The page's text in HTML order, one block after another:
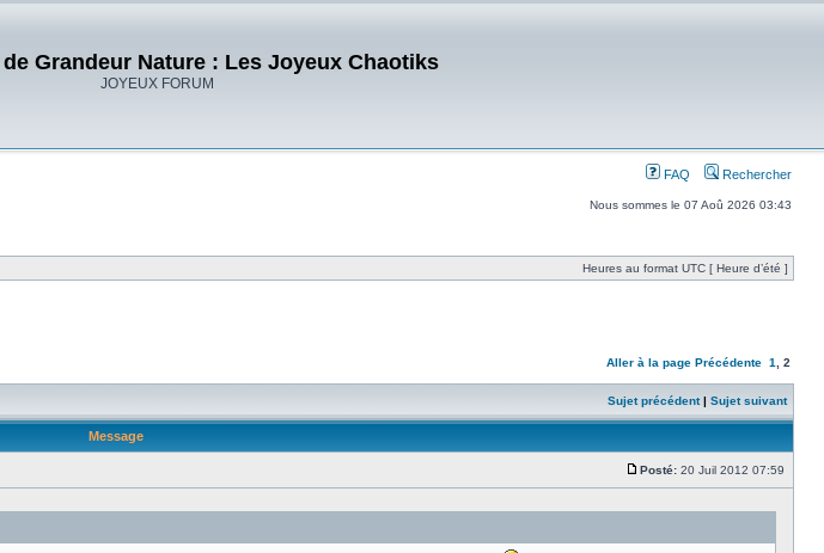
Grandeur Nature : Les Joyeux Chaotiks
JOYEUX FORUM
FAQ Rechercher
Nous sommes le 07 Aoû 2026 03:43
Heures au format UTC [ Heure d’été ]
Aller à la page Précédente 1 2
Sujet précédent| Sujet suivant
Message
Posté: 20 Juil 2012 07:59